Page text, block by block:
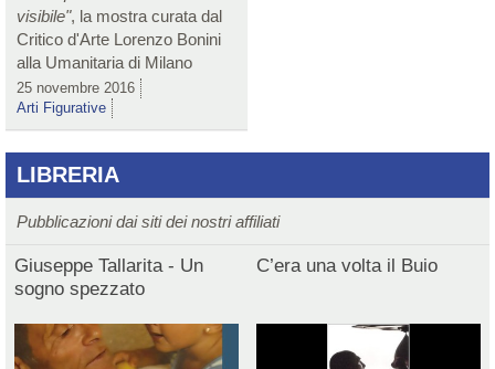
visibile", la mostra curata dal
Critico d'Arte Lorenzo Bonini
alla Umanitaria di Milano
25 novembre 2016
Arti Figurative
LIBRERIA
Pubblicazioni dai siti dei nostri affiliati
Giuseppe Tallarita - Un
sogno spezzato
C’era una volta il Buio